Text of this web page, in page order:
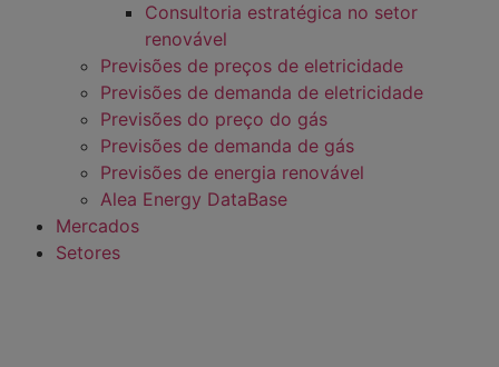
Consultoria estratégica no setor
renovável
Previsões de preços de eletricidade
Previsões de demanda de eletricidade
Previsões do preço do gás
Previsões de demanda de gás
Previsões de energia renovável
Alea Energy DataBase
Mercados
Setores